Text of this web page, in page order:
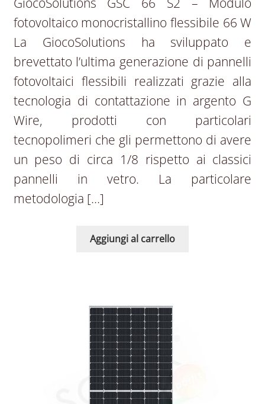
fotovoltaico monocristallino flessibile 66 W
La GiocoSolutions ha sviluppato e
brevettato l’ultima generazione di pannelli
fotovoltaici flessibili realizzati grazie alla
tecnologia di contattazione in argento G
Wire, prodotti con particolari
tecnopolimeri che gli permettono di avere
un peso di circa 1/8 rispetto ai classici
pannelli in vetro. La particolare
metodologia […]
Aggiungi al carrello